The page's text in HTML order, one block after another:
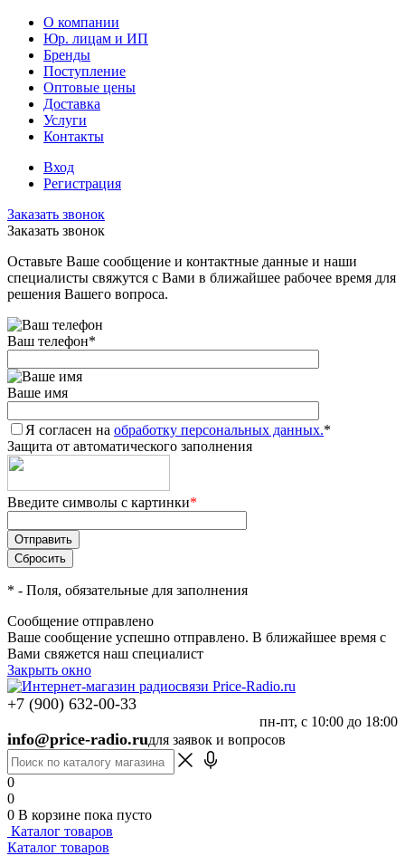
О компании
Юр. лицам и ИП
Бренды
Поступление
Оптовые цены
Доставка
Услуги
Контакты
Вход
Регистрация
Заказать звонок
Заказать звонок
Оставьте Ваше сообщение и контактные данные и наши
специалисты свяжутся с Вами в ближайшее рабочее время для
решения Вашего вопроса.
Ваш телефон*
Ваше имя
Я согласен на обработку персональных данных.*
Защита от автоматического заполнения
Введите символы с картинки*
* - Поля, обязательные для заполнения
Сообщение отправлено
Ваше сообщение успешно отправлено. В ближайшее время с
Вами свяжется наш специалист
Закрыть окно
+7 (900) 632-00-33
пн-пт, с 10:00 до 18:00
info@price-radio.ruдля заявок и вопросов
0
0
0 В корзине пока пусто
Каталог товаров
Каталог товаров